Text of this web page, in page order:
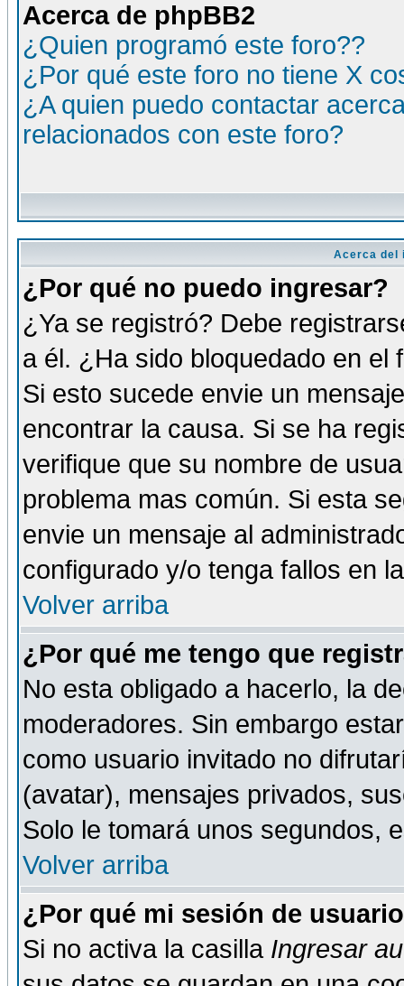
Acerca de phpBB2
¿Quien programó este foro??
¿Por qué este foro no tiene X
¿A quien puedo contactar
relacionados con este foro?
Acerca del
¿Por qué no puedo ingresar?
¿Ya se registró? Debe
a él. ¿Ha sido bloquedado en
Si esto sucede envie un
encontrar la causa. Si se ha
verifique que su nombre de
problema mas común. Si esta
envie un mensaje al
configurado y/o tenga fallos en
Volver arriba
¿Por qué me tengo que
No esta obligado a hacerlo, la
moderadores. Sin embargo
como usuario invitado no
(avatar), mensajes privados,
Solo le tomará unos segundos,
Volver arriba
¿Por qué mi sesión de
Si no activa la casilla Ingresar